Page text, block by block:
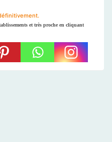
et très proche en cliquant